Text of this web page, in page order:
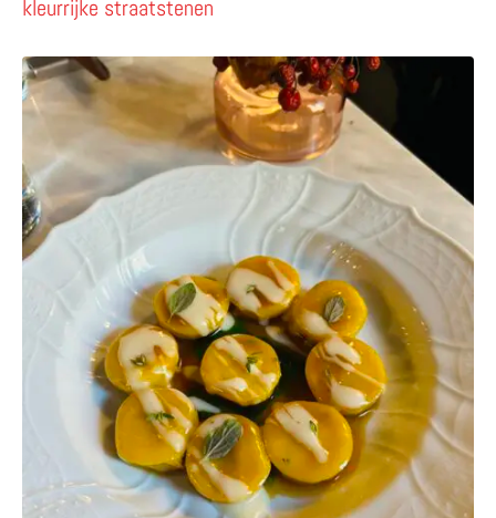
kleurrijke straatstenen
Lees meer over Schuif aan bij onze favoriete